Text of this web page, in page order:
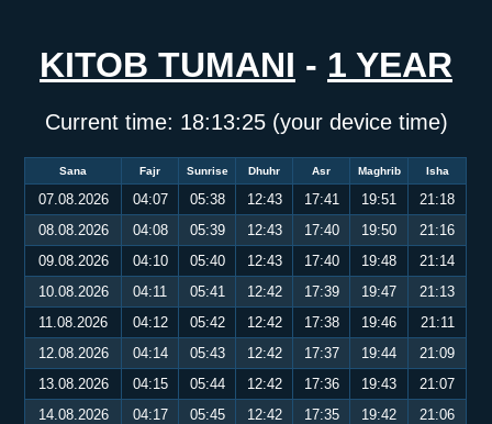
KITOB TUMANI - 1 YEAR
Current time: 18:13:26(your device time)
Sana Fajr Sunrise Dhuhr Asr Maghrib Isha
07.08.2026 04:07 05:38 12:43 17:41 19:51
21:18
08.08.2026
04:08 05:39 12:43 17:40 19:50
21:16
09.08.2026
04:10 05:40 12:43 17:40 19:48
21:14
10.08.2026
04:11 05:41 12:42 17:39 19:47
21:13
11.08.2026
04:12 05:42 12:42 17:38 19:46
21:11
12.08.2026
04:14 05:43 12:42 17:37 19:44
21:09
13.08.2026
04:15 05:44 12:42 17:36 19:43
21:07
14.08.2026
04:17 05:45 12:42 17:35 19:42
21:06